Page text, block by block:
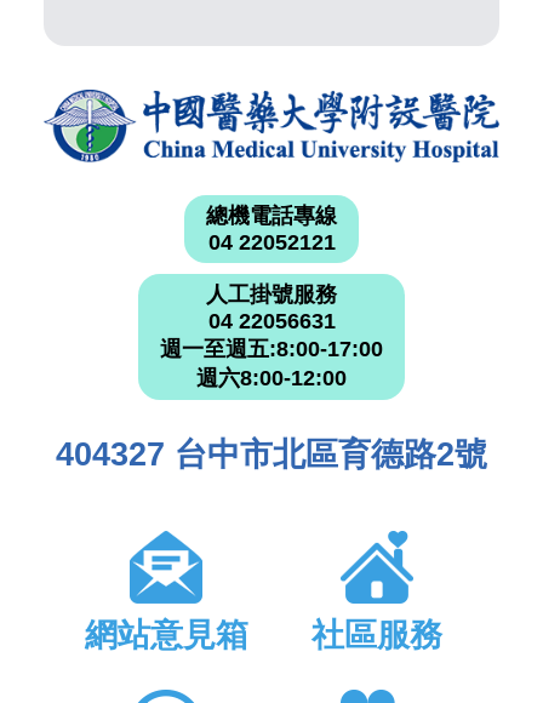
總機電話專線
04 22052121
人工掛號服務
04 22056631
週一至週五:8:00-17:00
週六8:00-12:00
404327 台中市北區育德路2號
網站意見箱 社區服務